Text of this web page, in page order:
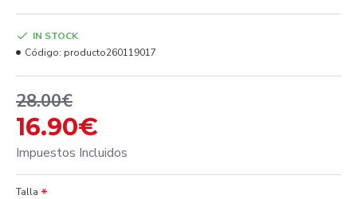
16.90€
28.00€
Impuestos Incluidos
IN STOCK
Código: producto260119017
Talla